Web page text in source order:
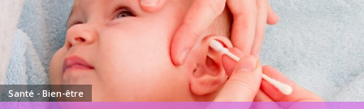
Santé - Bien-être